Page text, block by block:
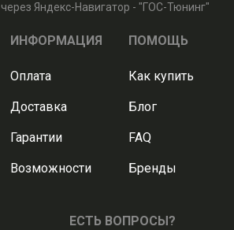
Яндекс-Навигатор - "ГОС-Тюнинг"
ИНФОРМАЦИЯ
Оплата
Доставка
Гарантии
Возможности
ПОМОЩЬ
Как купить
Блог
FAQ
Бренды
ЕСТЬ ВОПРОСЫ?